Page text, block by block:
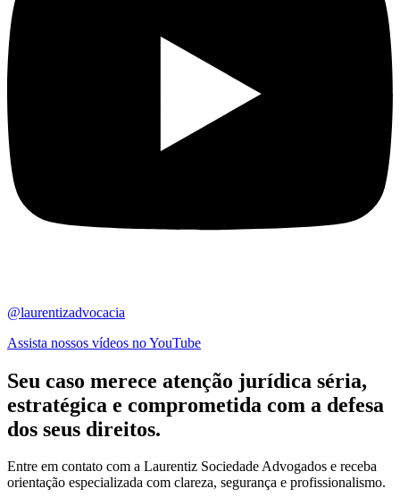
@laurentizadvocacia
Assista nossos vídeos no YouTube
Seu caso merece atenção jurídica séria,
estratégica e comprometida com a defesa
dos seus direitos.
Entre em contato com a Laurentiz Sociedade Advogados e receba
orientação especializada com clareza, segurança e profissionalismo.